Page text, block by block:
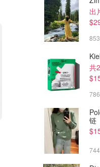
$68.00
SKIMS 不对称上衣 樱粉色
出
链